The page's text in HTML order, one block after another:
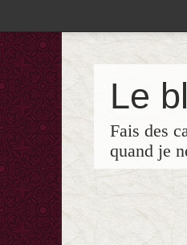
Le
Fais des
quand je